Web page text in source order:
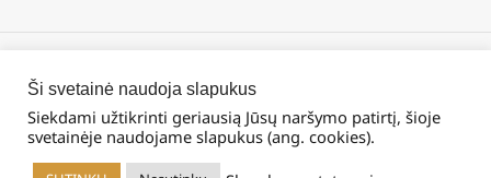
2026 © Visos teisės saugomos | UAB „Rilis“
Ši svetainė naudoja slapukus
Siekdami užtikrinti geriausią Jūsų naršymo patirtį, šioje
svetainėje naudojame slapukus (ang. cookies).